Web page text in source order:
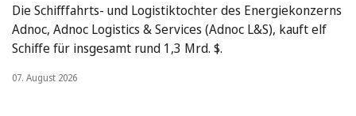
Die Schifffahrts- und Logistiktochter des Energiekonzerns
Adnoc, Adnoc Logistics & Services (Adnoc L&S), kauft elf
Schiffe für insgesamt rund 1,3 Mrd. $.
07. August 2026